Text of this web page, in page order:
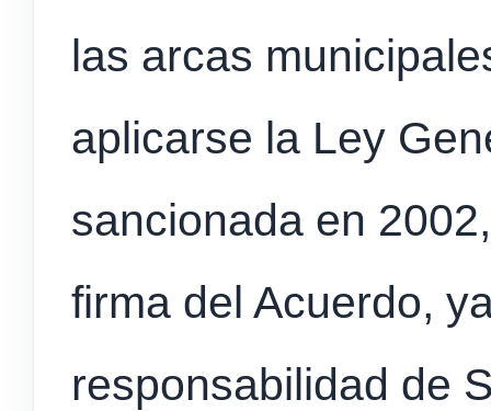
las arcas
aplicarse la Ley
sancionada en
firma del Acuerdo,
responsabilidad de